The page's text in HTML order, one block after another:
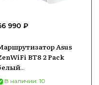
990 ₽
Asus
BT8 2 Pack
В наличии: 10